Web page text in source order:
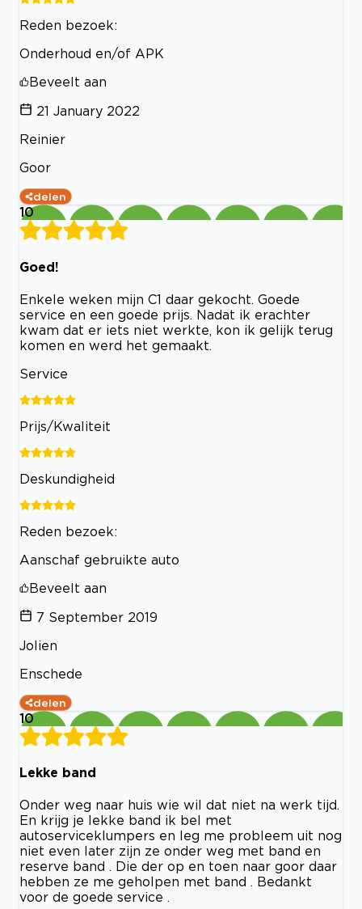
Reden bezoek:
Onderhoud en/of APK
Beveelt aan
21 January 2022
Reinier
Goor
delen
10
Goed!
Enkele weken mijn C1 daar gekocht. Goede
service en een goede prijs. Nadat ik erachter
kwam dat er iets niet werkte, kon ik gelijk terug
komen en werd het gemaakt.
Service
Prijs/Kwaliteit
Deskundigheid
Reden bezoek:
Aanschaf gebruikte auto
Beveelt aan
7 September 2019
Jolien
Enschede
delen
10
Lekke band
Onder weg naar huis wie wil dat niet na werk tijd.
En krijg je lekke band ik bel met
autoserviceklumpers en leg me probleem uit nog
niet even later zijn ze onder weg met band en
reserve band . Die der op en toen naar goor daar
hebben ze me geholpen met band . Bedankt
voor de goede service .